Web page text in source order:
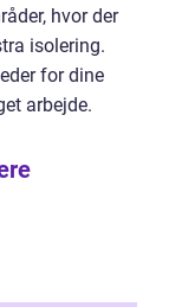
hvor der
isolering.
for dine
arbejde.